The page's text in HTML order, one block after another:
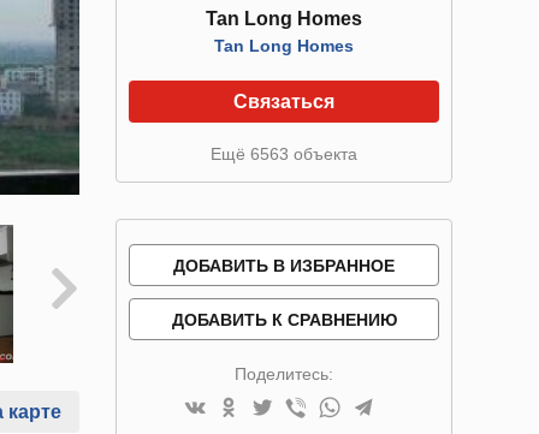
карте
Tan Long Homes
Tan Long Homes
Связаться
Ещё 6563 объекта
ДОБАВИТЬ В ИЗБРАННОЕ
ДОБАВИТЬ К СРАВНЕНИЮ
Поделитесь: